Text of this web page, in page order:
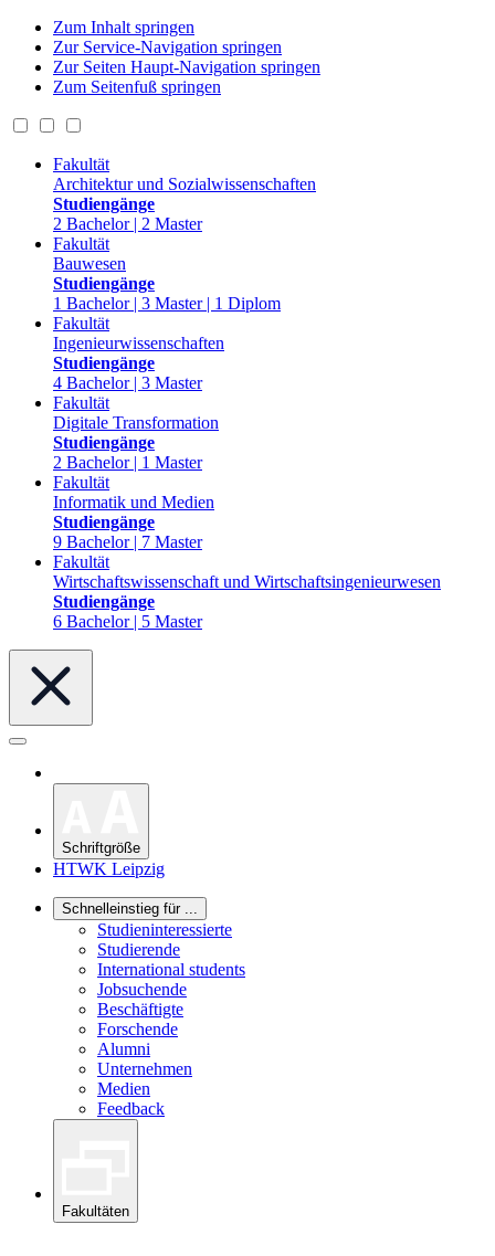
Zum Inhalt springen
Zur Service-Navigation springen
Zur Seiten Haupt-Navigation springen
Zum Seitenfuß springen
Fakultät
Architektur und Sozialwissenschaften
Studiengänge
2 Bachelor | 2 Master
Fakultät
Bauwesen
Studiengänge
1 Bachelor | 3 Master | 1 Diplom
Fakultät
Ingenieurwissenschaften
Studiengänge
4 Bachelor | 3 Master
Fakultät
Digitale Transformation
Studiengänge
2 Bachelor | 1 Master
Fakultät
Informatik und Medien
Studiengänge
9 Bachelor | 7 Master
Fakultät
Wirtschaftswissenschaft und Wirtschaftsingenieurwesen
Studiengänge
6 Bachelor | 5 Master
Schriftgröße
HTWK Leipzig
Schnelleinstieg für ...
Studieninteressierte
Studierende
International students
Jobsuchende
Beschäftigte
Forschende
Alumni
Unternehmen
Medien
Feedback
Fakultäten